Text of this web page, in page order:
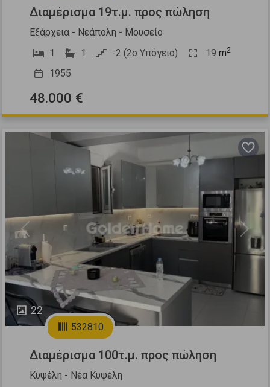
Διαμέρισμα 19τ.μ. προς πώληση
Εξάρχεια - Νεάπολη - Μουσείο
1
1 -2 (2ο Υπόγειο) 19 m2
1955
48.000 €
22
Previous Next
532810
Διαμέρισμα 100τ.μ. προς πώληση
Κυψέλη - Νέα Κυψέλη